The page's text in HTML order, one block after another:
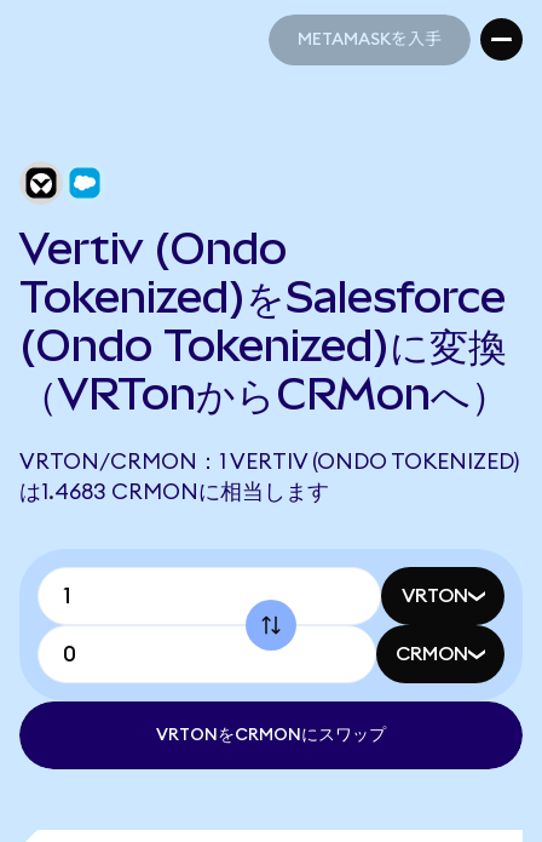
METAMASKを入手
Vertiv (Ondo
Tokenized)をSalesforce
(Ondo Tokenized)に変換
（VRTonからCRMonへ）
VRTON/CRMON：1 VERTIV (ONDO TOKENIZED)
は1.4683 CRMONに相当します
VRTON
CRMON
VRTONをCRMONにスワップ